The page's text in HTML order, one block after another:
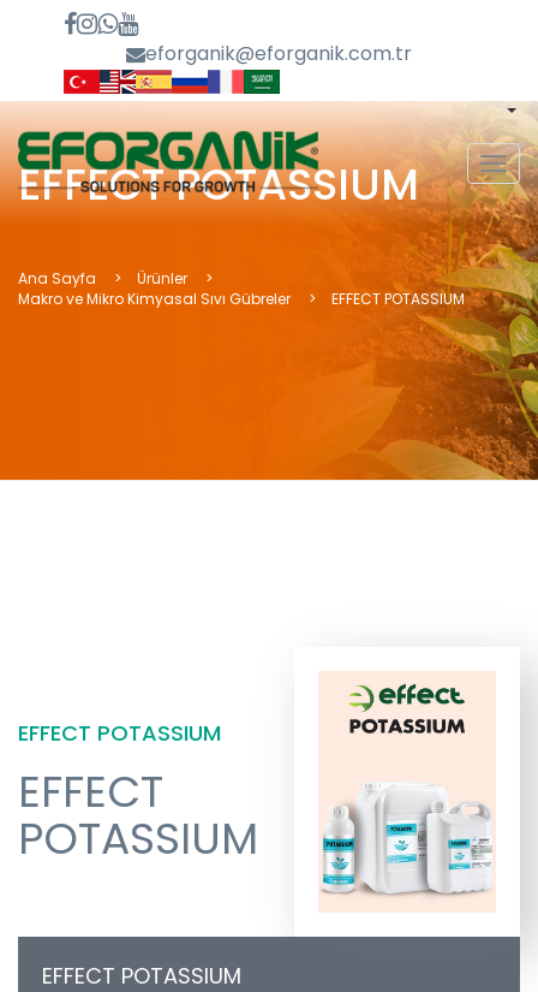
eforganik@eforganik.com.tr
EFFECT POTASSIUM
Ana Sayfa
Ürünler
Makro ve Mikro Kimyasal Sıvı Gübreler
EFFECT POTASSIUM
EFFECT POTASSIUM
EFFECT
POTASSIUM
EFFECT POTASSIUM